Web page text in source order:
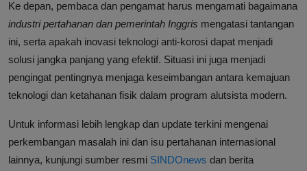
Ke depan, pembaca dan pengamat harus mengamati bagaimana
industri pertahanan dan pemerintah Inggris mengatasi tantangan
ini, serta apakah inovasi teknologi anti-korosi dapat menjadi
solusi jangka panjang yang efektif. Situasi ini juga menjadi
pengingat pentingnya menjaga keseimbangan antara kemajuan
teknologi dan ketahanan fisik dalam program alutsista modern.
Untuk informasi lebih lengkap dan update terkini mengenai
perkembangan masalah ini dan isu pertahanan internasional
lainnya, kunjungi sumber resmi SINDOnews dan berita